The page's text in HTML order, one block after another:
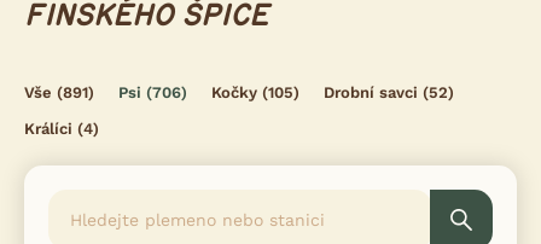
FINSKÉHO ŠPICE
Vše (891) Psi (706) Kočky (105) Drobní savci (52)
Králíci (4)